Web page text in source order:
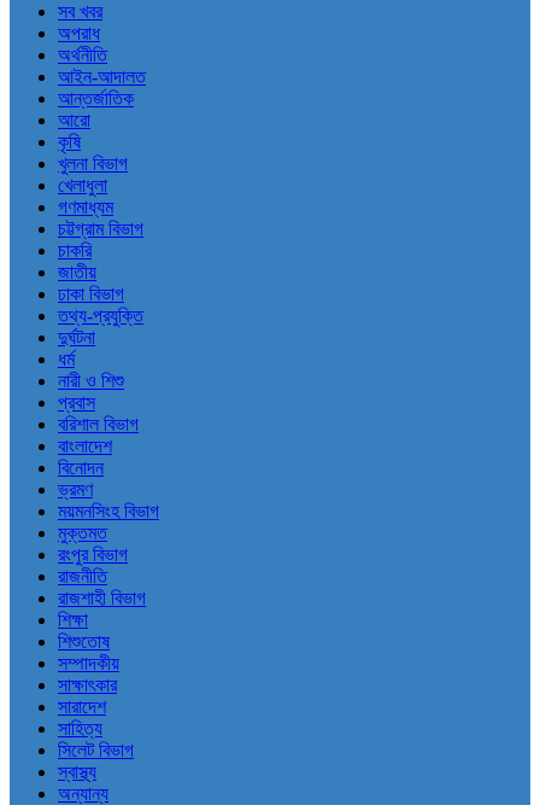
সব খবর
অপরাধ
অর্থনীতি
আইন-আদালত
আন্তর্জাতিক
আরো
কৃষি
খুলনা বিভাগ
খেলাধুলা
গণমাধ্যম
চট্টগ্রাম বিভাগ
চাকরি
জাতীয়
ঢাকা বিভাগ
তথ্য-প্রযুক্তি
দুর্ঘটনা
ধর্ম
নারী ও শিশু
প্রবাস
বরিশাল বিভাগ
বাংলাদেশ
বিনোদন
ভ্রমণ
ময়মনসিংহ বিভাগ
মুক্তমত
রংপুর বিভাগ
রাজনীতি
রাজশাহী বিভাগ
শিক্ষা
শিশুতোষ
সম্পাদকীয়
সাক্ষাৎকার
সারাদেশ
সাহিত্য
সিলেট বিভাগ
স্বাস্থ্য
অন্যান্য